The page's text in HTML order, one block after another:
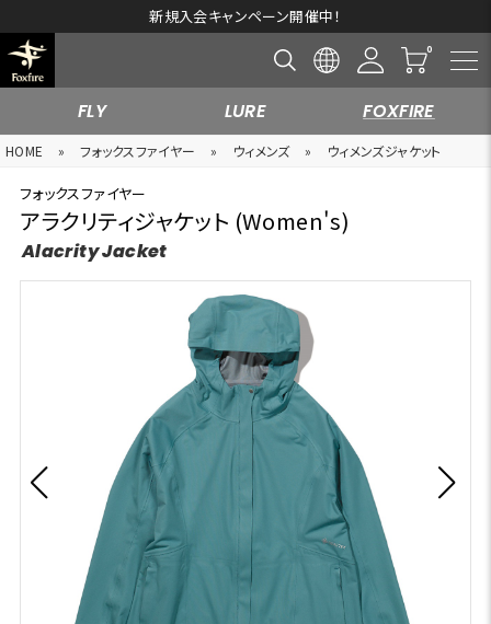
新規入会キャンペーン開催中！
FLY LURE FOXFIRE
HOME » フォックスファイヤー » ウィメンズ » ウィメンズジャケット
フォックスファイヤー
アラクリティジャケット (Women's)
Alacrity Jacket